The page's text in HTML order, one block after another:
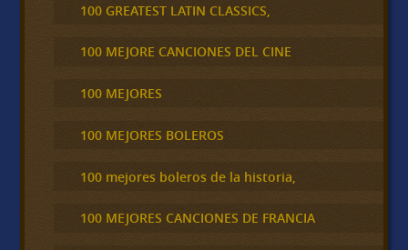
100 GREATEST LATIN CLASSICS,
100 MEJORE CANCIONES DEL CINE
100 MEJORES
100 MEJORES BOLEROS
100 mejores boleros de la historia,
100 MEJORES CANCIONES DE FRANCIA